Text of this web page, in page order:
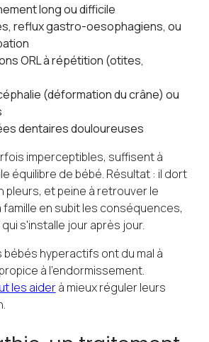
long ou difficile
reflux gastro-oesophagiens, ou
ORL à répétition (otites,
(déformation du crâne) ou
dentaires douloureuses
imperceptibles, suffisent à
équilibre de bébé. Résultat : il dort
pleurs, et peine à retrouver le
famille en subit les conséquences,
s'installe jour après jour.
hyperactifs ont du mal à
à l'endormissement.
les aiderà mieux réguler leurs